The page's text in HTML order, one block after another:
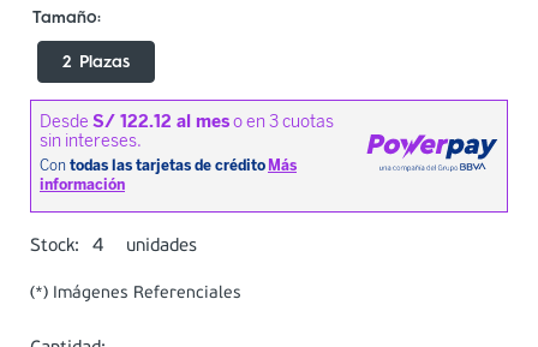
2 Plazas
Stock: 4 unidades
(*) Imágenes Referenciales